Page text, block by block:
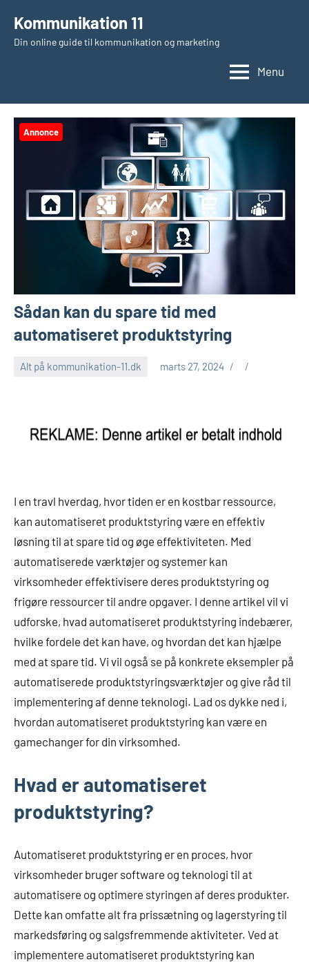
indhold
Kommunikation 11
Din online guide til kommunikation og marketing
Menu
Annonce
Sådan kan du spare tid med
automatiseret produktstyring
Alt på kommunikation-11.dk marts 27, 2024
I en travl hverdag, hvor tiden er en kostbar ressource,
kan automatiseret produktstyring være en effektiv
løsning til at spare tid og øge effektiviteten. Med
automatiserede værktøjer og systemer kan
virksomheder effektivisere deres produktstyring og
frigøre ressourcer til andre opgaver. I denne artikel vil vi
udforske, hvad automatiseret produktstyring indebærer,
hvilke fordele det kan have, og hvordan det kan hjælpe
med at spare tid. Vi vil også se på konkrete eksempler på
automatiserede produktstyringsværktøjer og give råd til
implementering af denne teknologi. Lad os dykke ned i,
hvordan automatiseret produktstyring kan være en
gamechanger for din virksomhed.
Hvad er automatiseret
produktstyring?
Automatiseret produktstyring er en proces, hvor
virksomheder bruger software og teknologi til at
automatisere og optimere styringen af deres produkter.
Dette kan omfatte alt fra prissætning og lagerstyring til
markedsføring og salgsfremmende aktiviteter. Ved at
implementere automatiseret produktstyring kan